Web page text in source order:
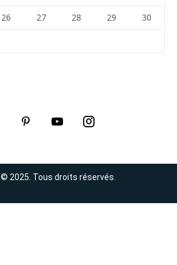
26 27 28 29 30
© 2025. Tous droits réservés.